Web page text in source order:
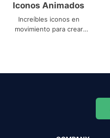
Iconos Animados
Increíbles iconos en
movimiento para crear